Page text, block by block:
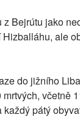
Bejrútu jako
ale
do jižního
včetně
pátý